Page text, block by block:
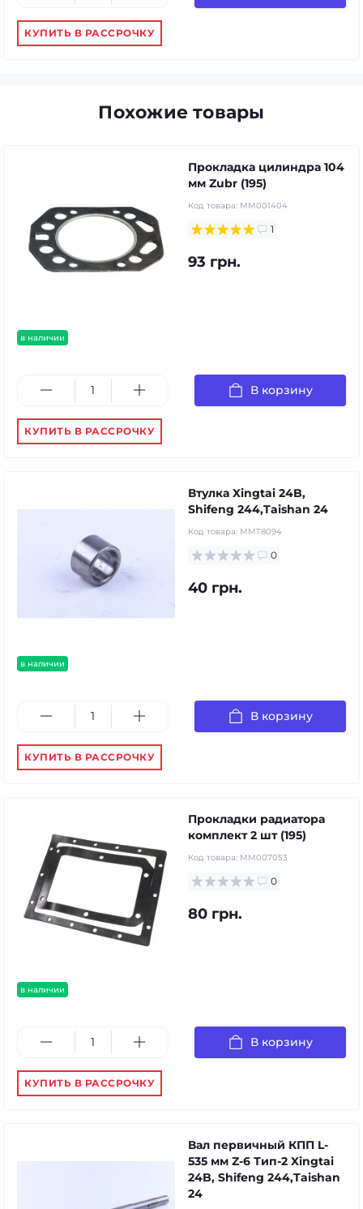
КУПИТЬ В РАССРОЧКУ
Похожие товары
в наличии
Прокладка цилиндра 104
мм Zubr (195)
Код товара: MM001404
1
93 грн.
В корзину
КУПИТЬ В РАССРОЧКУ
в наличии
Втулка Xingtai 24B,
Shifeng 244,Taishan 24
Код товара: MMT8094
0
40 грн.
В корзину
КУПИТЬ В РАССРОЧКУ
в наличии
Прокладки радиатора
комплект 2 шт (195)
Код товара: MM007053
0
80 грн.
В корзину
КУПИТЬ В РАССРОЧКУ
Вал первичный КПП L-
535 мм Z-6 Тип-2 Xingtai
24B, Shifeng 244,Taishan
24